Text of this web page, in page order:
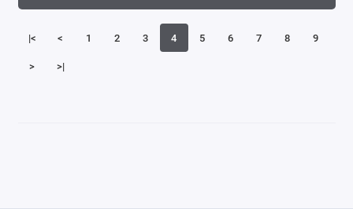
|< < 1 2 3 4 5 6 7 8 9
> >|